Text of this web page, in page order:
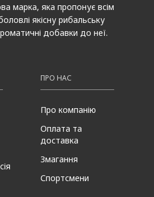
марка, яка пропонує всім
якісну рибальську
добавки до неї.
ПРО НАС
Про компанію
Оплата та
доставка
Змагання
Спортсмени